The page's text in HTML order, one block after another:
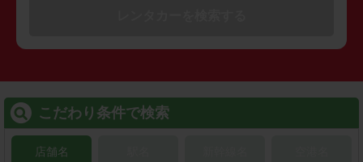
こだわり条件で検索
店舗名